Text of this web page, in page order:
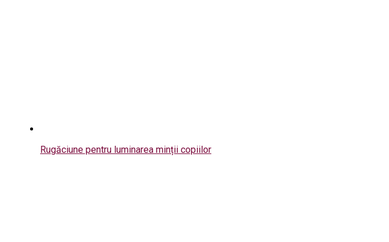
Rugăciune pentru luminarea minții copiilor